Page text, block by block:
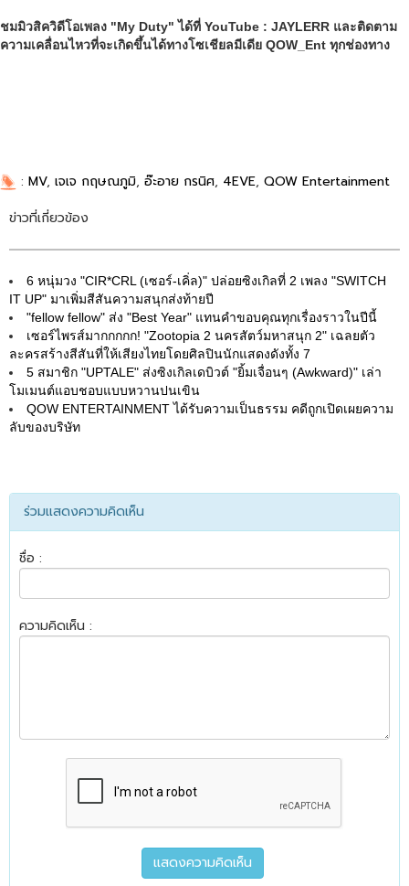
ชมมิวสิควิดีโอเพลง "My Duty" ได้ที่ YouTube : JAYLERR และติดตาม
ความเคลื่อนไหวที่จะเกิดขึ้นได้ทางโซเชียลมีเดีย QOW_Ent ทุกช่องทาง
: MV, เจเจ กฤษณภูมิ, อ๊ะอาย กรนิศ, 4EVE, QOW Entertainment
ข่าวที่เกี่ยวข้อง
6 หนุ่มวง "CIR*CRL (เซอร์-เคิ่ล)" ปล่อยซิงเกิลที่ 2 เพลง "SWITCH
IT UP" มาเพิ่มสีสันความสนุกส่งท้ายปี
"fellow fellow" ส่ง "Best Year" แทนคำขอบคุณทุกเรื่องราวในปีนี้
เซอร์ไพรส์มากกกกก! "Zootopia 2 นครสัตว์มหาสนุก 2" เฉลยตัว
ละครสร้างสีสันที่ให้เสียงไทยโดยศิลปินนักแสดงดังทั้ง 7
5 สมาชิก "UPTALE" ส่งซิงเกิลเดบิวต์ "ยิ้มเจื่อนๆ (Awkward)" เล่า
โมเมนต์แอบชอบแบบหวานปนเขิน
QOW ENTERTAINMENT ได้รับความเป็นธรรม คดีถูกเปิดเผยความ
ลับของบริษัท
ร่วมแสดงความคิดเห็น
ชื่อ :
ความคิดเห็น :